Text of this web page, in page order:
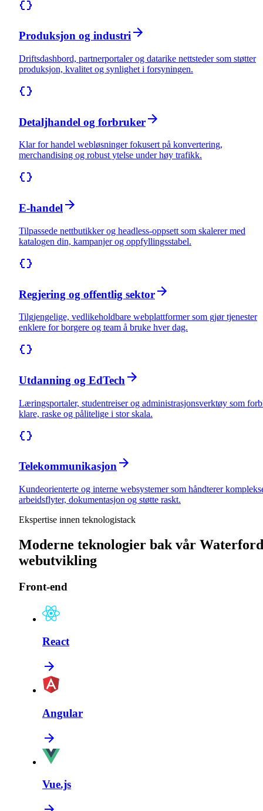
Produksjon og industri
Driftsdashbord, partnerportaler og datarike nettsteder som støtter
produksjon, kvalitet og synlighet i forsyningen.
Detaljhandel og forbruker
Klar for handel webløsninger fokusert på konvertering,
merchandising og robust ytelse under høy trafikk.
E-handel
Tilpassede nettbutikker og headless-oppsett som skalerer med
katalogen din, kampanjer og oppfyllingsstabel.
Regjering og offentlig sektor
Tilgjengelige, vedlikeholdbare webplattformer som gjør tjenester
enklere for borgere og team å bruke hver dag.
Utdanning og EdTech
Læringsportaler, studentreiser og administrasjonsverktøy som
klare, raske og pålitelige i stor skala.
Telekommunikasjon
Kundeorienterte og interne websystemer som håndterer
arbeidsflyter, dokumentasjon og støtte raskt.
Ekspertise innen teknologistack
Moderne teknologier bak vår
webutvikling
Front-end
React
Angular
Vue.js